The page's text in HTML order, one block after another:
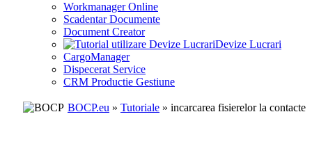
Workmanager Online
Scadentar Documente
Document Creator
Devize Lucrari
CargoManager
Dispecerat Service
CRM Productie Gestiune
BOCP.eu » Tutoriale » incarcarea fisierelor la contacte